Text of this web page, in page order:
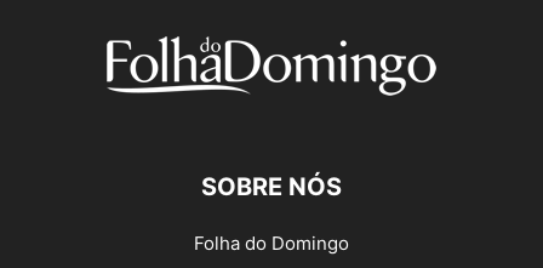
SOBRE NÓS
Folha do Domingo